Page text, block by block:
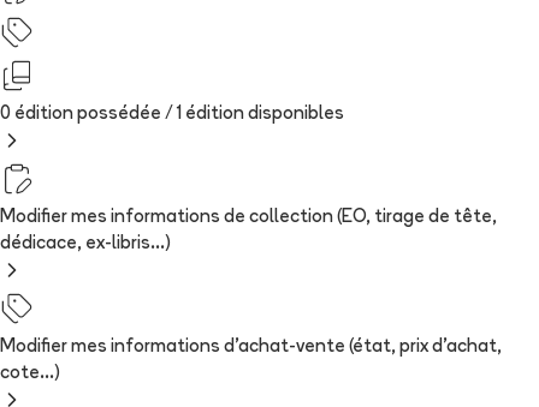
0 édition possédée / 1 édition disponibles
Modifier mes informations de collection (EO, tirage de tête,
dédicace, ex-libris...)
Modifier mes informations d'achat-vente (état, prix d'achat,
cote...)